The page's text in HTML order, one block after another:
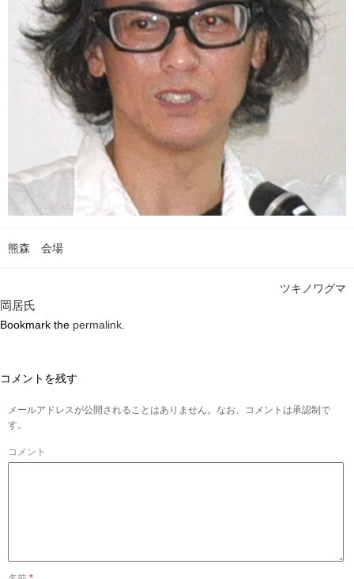
熊森 会場
ツキノワグマ
岡居氏
Bookmark the permalink.
コメントを残す
メールアドレスが公開されることはありません。なお、コメントは承認制で
す。
コメント